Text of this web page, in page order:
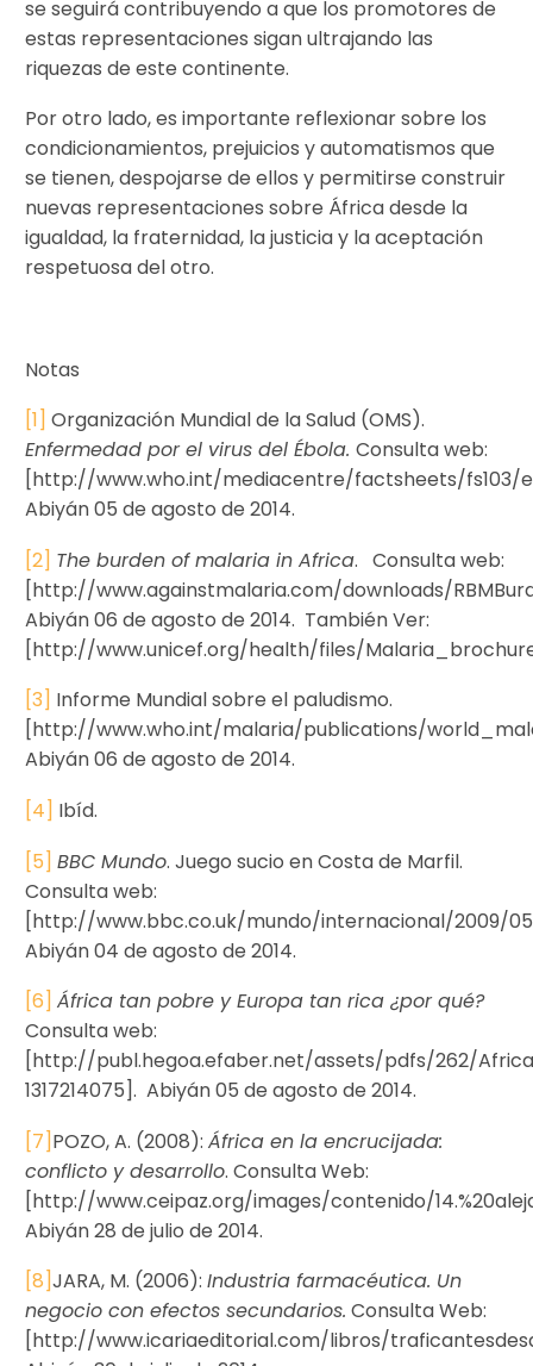
se seguirá contribuyendo a que los promotores de
estas representaciones sigan ultrajando las
riquezas de este continente.
Por otro lado, es importante reflexionar sobre los
condicionamientos, prejuicios y automatismos que
se tienen, despojarse de ellos y permitirse construir
nuevas representaciones sobre África desde la
igualdad, la fraternidad, la justicia y la aceptación
respetuosa del otro.
Notas
[1] Organización Mundial de la Salud (OMS).
Enfermedad por el virus del Ébola. Consulta web:
[http://www.who.int/mediacentre/factsheets/fs103/
Abiyán 05 de agosto de 2014.
[2] The burden of malaria in Africa. Consulta web:
[http://www.againstmalaria.com/downloads/
Abiyán 06 de agosto de 2014. También Ver:
[http://www.unicef.org/health/files/
[3] Informe Mundial sobre el paludismo.
[http://www.who.int/malaria/publications/
Abiyán 06 de agosto de 2014.
[4] Ibíd.
[5] BBC Mundo. Juego sucio en Costa de Marfil.
Consulta web:
[http://www.bbc.co.uk/mundo/internacional/2009/
Abiyán 04 de agosto de 2014.
[6] África tan pobre y Europa tan rica ¿por qué?
Consulta web:
[http://publ.hegoa.efaber.net/assets/pdfs/262/
1317214075]. Abiyán 05 de agosto de 2014.
[7]POZO, A. (2008): África en la encrucijada:
conflicto y desarrollo. Consulta Web:
[http://www.ceipaz.org/images/contenido/
Abiyán 28 de julio de 2014.
[8]JARA, M. (2006): Industria farmacéutica. Un
negocio con efectos secundarios. Consulta Web:
[http://www.icariaeditorial.com/libros/